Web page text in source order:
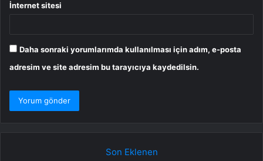
İnternet sitesi
Daha sonraki yorumlarımda kullanılması için adım, e-posta
adresim ve site adresim bu tarayıcıya kaydedilsin.
Son Eklenen